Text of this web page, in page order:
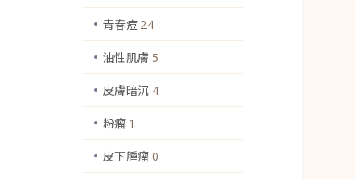
青春痘 24
油性肌膚 5
皮膚暗沉 4
粉瘤 1
皮下腫瘤 0